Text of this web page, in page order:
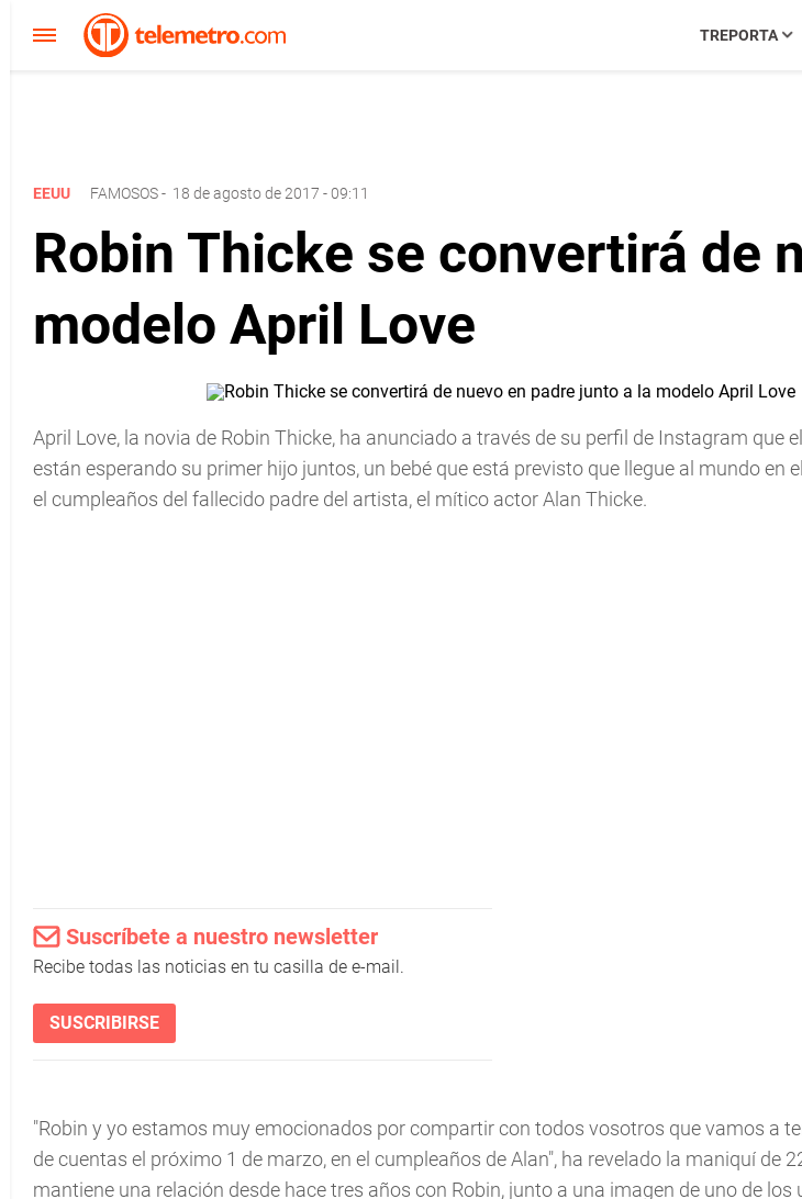
TREPORTA
EEUU FAMOSOS- 18 de agosto de 2017 - 09:11
Robin Thicke se convertirá de
modelo April Love
April Love, la novia de Robin Thicke, ha anunciado a través de su perfil de Instagram que
están esperando su primer hijo juntos, un bebé que está previsto que llegue al mundo en
el cumpleaños del fallecido padre del artista, el mítico actor Alan Thicke.
Suscríbete a nuestro newsletter
Recibe todas las noticias en tu casilla de e-mail.
SUSCRIBIRSE
"Robin y yo estamos muy emocionados por compartir con todos vosotros que vamos a
de cuentas el próximo 1 de marzo, en el cumpleaños de Alan", ha revelado la maniquí de
mantiene una relación desde hace tres años con Robin, junto a una imagen de uno de los